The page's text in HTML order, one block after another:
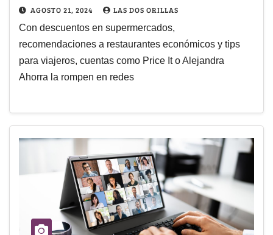
AGOSTO 21, 2024 LAS DOS ORILLAS
Con descuentos en supermercados,
recomendaciones a restaurantes económicos y tips
para viajeros, cuentas como Price It o Alejandra
Ahorra la rompen en redes